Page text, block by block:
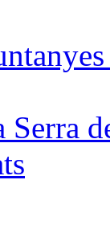
Serra